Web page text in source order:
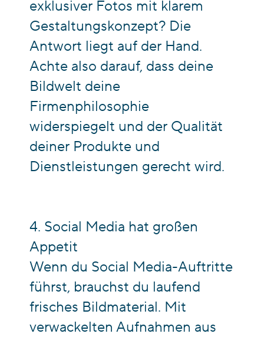
exklusiver Fotos mit klarem
Gestaltungskonzept? Die
Antwort liegt auf der Hand.
Achte also darauf, dass deine
Bildwelt deine
Firmenphilosophie
widerspiegelt und der Qualität
deiner Produkte und
Dienstleistungen gerecht wird.
4. Social Media hat großen
Appetit
Wenn du Social Media-Auftritte
führst, brauchst du laufend
frisches Bildmaterial. Mit
verwackelten Aufnahmen aus